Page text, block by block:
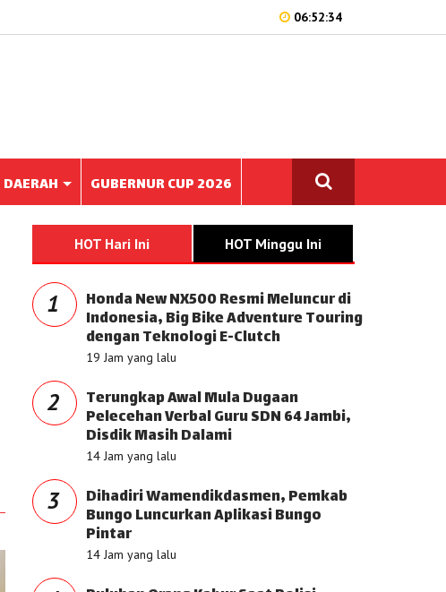
06:52:34
DAERAH GUBERNUR CUP 2026
HOT Hari Ini HOT Minggu Ini
1 Honda New NX500 Resmi Meluncur di
Indonesia, Big Bike Adventure Touring
dengan Teknologi E-Clutch
19 Jam yang lalu
2 Terungkap Awal Mula Dugaan
Pelecehan Verbal Guru SDN 64 Jambi,
Disdik Masih Dalami
14 Jam yang lalu
3 Dihadiri Wamendikdasmen, Pemkab
Bungo Luncurkan Aplikasi Bungo
Pintar
14 Jam yang lalu